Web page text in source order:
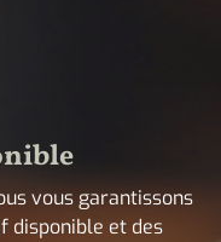
vous garantissons
et des